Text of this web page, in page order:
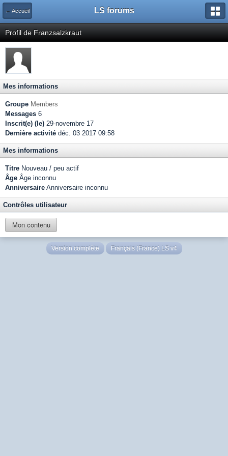
← Accueil LS forums
Profil de Franzsalzkraut
Mes informations
Groupe Members
Messages 6
Inscrit(e) (le) 29-novembre 17
Dernière activité déc. 03 2017 09:58
Mes informations
Titre Nouveau / peu actif
Âge Âge inconnu
Anniversaire Anniversaire inconnu
Contrôles utilisateur
Mon contenu
Version complète Français (France) LS v4